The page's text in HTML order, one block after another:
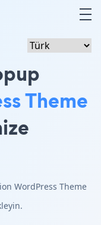
Theme
WordPress Theme